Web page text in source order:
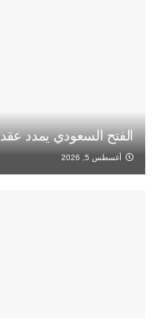
الفتح السعودي يمدد
أغسطس 5, 2026